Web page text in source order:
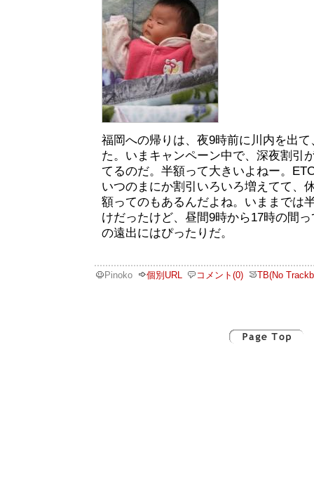
福岡への帰りは、夜9時前に川内を出
た。いまキャンペーン中で、深夜割引
てるのだ。半額って大きいよねー。
いつのまにか割引いろいろ増えてて、
額ってのもあるんだよね。いままでは
けだったけど、昼間9時から17時の間
の遠出にはぴったりだ。
Pinoko 個別URL コメント(0) TB(No